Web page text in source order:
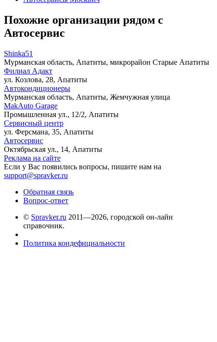
Похожие организации рядом с
Автосервис
Shinka51
Мурманская область, Апатиты, микрорайон Старые Апатиты
Филиал Адакт
ул. Козлова, 28, Апатиты
Автокондиционеры
Мурманская область, Апатиты, Жемчужная улица
MakAuto Garage
Промышленная ул., 12/2, Апатиты
Сервисный центр
ул. Ферсмана, 35, Апатиты
Автосервис
Октябрьская ул., 14, Апатиты
Реклама на сайте
Если у Вас появились вопросы, пишите нам на
support@spravker.ru
Обратная связь
Вопрос-ответ
© Spravker.ru 2011—2026, городской он-лайн
справочник.
Политика кондефициальности